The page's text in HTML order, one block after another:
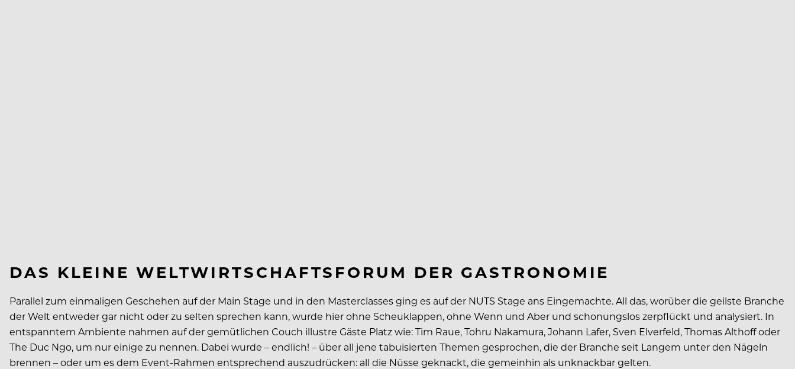
DAS KLEINE WELTWIRTSCHAFTSFORUM DER GASTRONOMIE
Parallel zum einmaligen Geschehen auf der Main Stage und in den Masterclasses ging es auf der NUTS Stage ans Eingemachte. All das, worüber die geilste Branche
der Welt entweder gar nicht oder zu selten sprechen kann, wurde hier ohne Scheuklappen, ohne Wenn und Aber und schonungslos zerpflückt und analysiert. In
entspanntem Ambiente nahmen auf der gemütlichen Couch illustre Gäste Platz wie: Tim Raue, Tohru Nakamura, Johann Lafer, Sven Elverfeld, Thomas Althoff oder
The Duc Ngo, um nur einige zu nennen. Dabei wurde – endlich! – über all jene tabuisierten Themen gesprochen, die der Branche seit Langem unter den Nägeln
brennen – oder um es dem Event-Rahmen entsprechend auszudrücken: all die Nüsse geknackt, die gemeinhin als unknackbar gelten.